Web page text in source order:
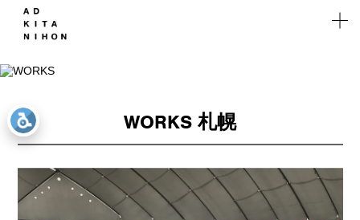
Company
WORKS
WEB
ティング
WORKS
実績
WORKS 札幌